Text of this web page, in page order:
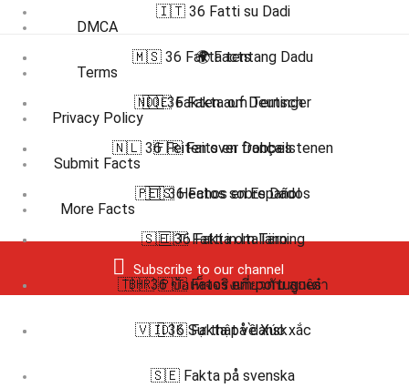
DMCA
Terms
Privacy Policy
Submit Facts
More Facts
Subscribe to our channel
🇮🇹 36 Fatti su Dadi
🇲🇸 36 Fakta tentang Dadu
🇳🇴 36 Fakta om Terninger
🇳🇱 36 Feiten over Dobbelstenen
🇵🇹 36 Fatos sobre Dados
🇸🇪 36 Fakta om Tärning
🇹🇭 36 ข้อเท็จจริงเกี่ยวกับ ลูกเต๋า
🇻🇮 36 Sự thật về Xúc xắc
🌍 Facts
🇩🇪 Fakten auf Deutsch
🇫🇷 Faits en français
🇪🇸 Hechos en Español
🇮🇹 Fatti in Italiano
🇧🇷 🇵🇹 Fatos em português
🇩🇰 Fakta på dansk
🇸🇪 Fakta på svenska